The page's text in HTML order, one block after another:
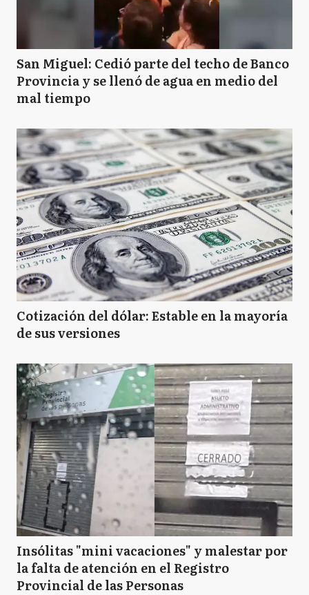
San Miguel: Cedió parte del techo de Banco
Provincia y se llenó de agua en medio del
mal tiempo
Cotización del dólar: Estable en la mayoría
de sus versiones
Insólitas "mini vacaciones" y malestar por
la falta de atención en el Registro
Provincial de las Personas